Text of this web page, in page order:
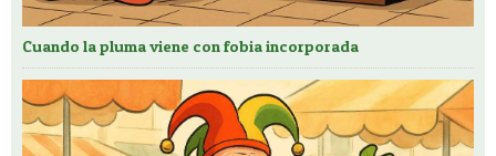
Cuando la pluma viene con fobia incorporada